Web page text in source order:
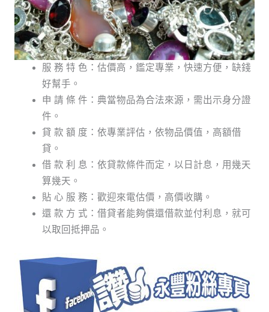
服 務 特 色：估價高，鑑定專業，快速方便，缺錢
好幫手。
申 請 條 件：典當物品為合法來源，需出示身分證
件。
貸 款 額 度：依專業評估，依物品價值，高額借
貸。
借 款 利 息：依貸款條件而定，以日計息，用幾天
算幾天。
貼 心 服 務：歡迎來電估價，高價收購。
還 款 方 式：借貸者能夠償還借款並付利息，就可
以取回抵押品。